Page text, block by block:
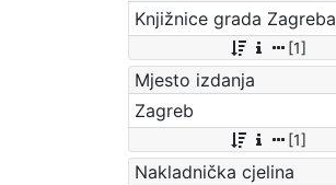
Knjižnice grada Zagreba
[1]
Mjesto izdanja
Zagreb
[1]
Nakladnička cjelina